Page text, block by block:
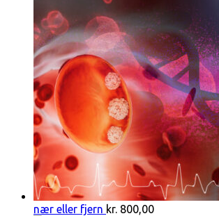
nær eller fjern kr. 800,00